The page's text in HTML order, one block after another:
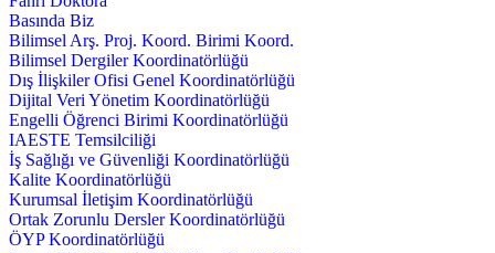
Basında Biz
Bilimsel Arş. Proj. Koord. Birimi Koord.
Bilimsel Dergiler Koordinatörlüğü
Dış İlişkiler Ofisi Genel Koordinatörlüğü
Dijital Veri Yönetim Koordinatörlüğü
Engelli Öğrenci Birimi Koordinatörlüğü
IAESTE Temsilciliği
İş Sağlığı ve Güvenliği Koordinatörlüğü
Kalite Koordinatörlüğü
Kurumsal İletişim Koordinatörlüğü
Ortak Zorunlu Dersler Koordinatörlüğü
ÖYP Koordinatörlüğü